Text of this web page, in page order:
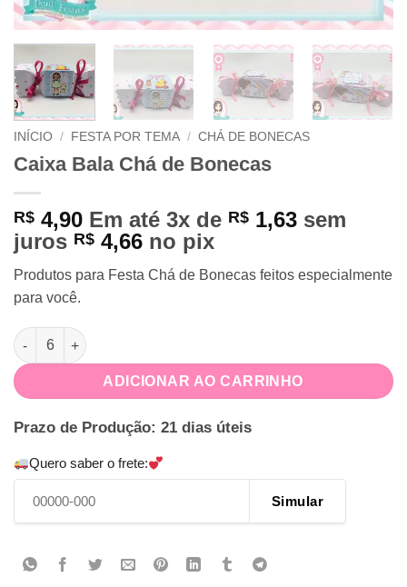
INÍCIO / FESTA POR TEMA / CHÁ DE BONECAS
Caixa Bala Chá de Bonecas
R$ 4,90 Em até 3x de R$ 1,63 sem
juros R$ 4,66 no pix
Produtos para Festa Chá de Bonecas feitos especialmente
para você.
Caixa Bala Chá de Bonecas quantidade
ADICIONAR AO CARRINHO
Prazo de Produção: 21 dias úteis
Quero saber o frete:
Simular